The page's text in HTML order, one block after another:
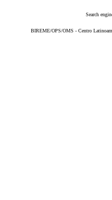
Search
BIREME/OPS/OMS - Centro